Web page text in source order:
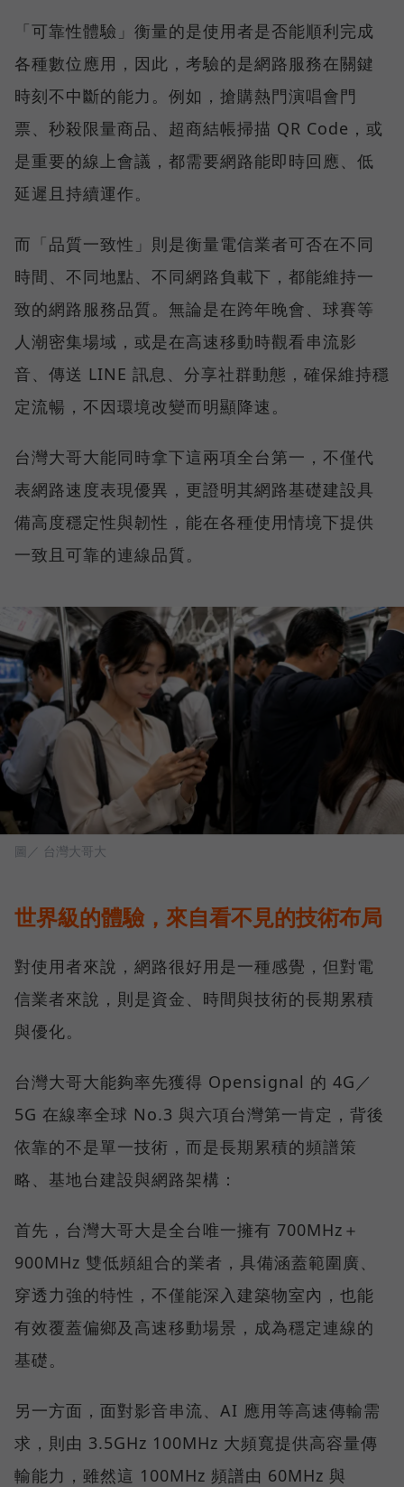
「可靠性體驗」衡量的是使用者是否能順利完成
各種數位應用，因此，考驗的是網路服務在關鍵
時刻不中斷的能力。例如，搶購熱門演唱會門
票、秒殺限量商品、超商結帳掃描 QR Code，或
是重要的線上會議，都需要網路能即時回應、低
延遲且持續運作。
而「品質一致性」則是衡量電信業者可否在不同
時間、不同地點、不同網路負載下，都能維持一
致的網路服務品質。無論是在跨年晚會、球賽等
人潮密集場域，或是在高速移動時觀看串流影
音、傳送 LINE 訊息、分享社群動態，確保維持穩
定流暢，不因環境改變而明顯降速。
台灣大哥大能同時拿下這兩項全台第一，不僅代
表網路速度表現優異，更證明其網路基礎建設具
備高度穩定性與韌性，能在各種使用情境下提供
一致且可靠的連線品質。
圖／ 台灣大哥大
世界級的體驗，來自看不見的技術布局
對使用者來說，網路很好用是一種感覺，但對電
信業者來說，則是資金、時間與技術的長期累積
與優化。
台灣大哥大能夠率先獲得 Opensignal 的 4G／
5G 在線率全球 No.3 與六項台灣第一肯定，背後
依靠的不是單一技術，而是長期累積的頻譜策
略、基地台建設與網路架構：
首先，台灣大哥大是全台唯一擁有 700MHz＋
900MHz 雙低頻組合的業者，具備涵蓋範圍廣、
穿透力強的特性，不僅能深入建築物室內，也能
有效覆蓋偏鄉及高速移動場景，成為穩定連線的
基礎。
另一方面，面對影音串流、AI 應用等高速傳輸需
求，則由 3.5GHz 100MHz 大頻寬提供高容量傳
輸能力，雖然這 100MHz 頻譜由 60MHz 與